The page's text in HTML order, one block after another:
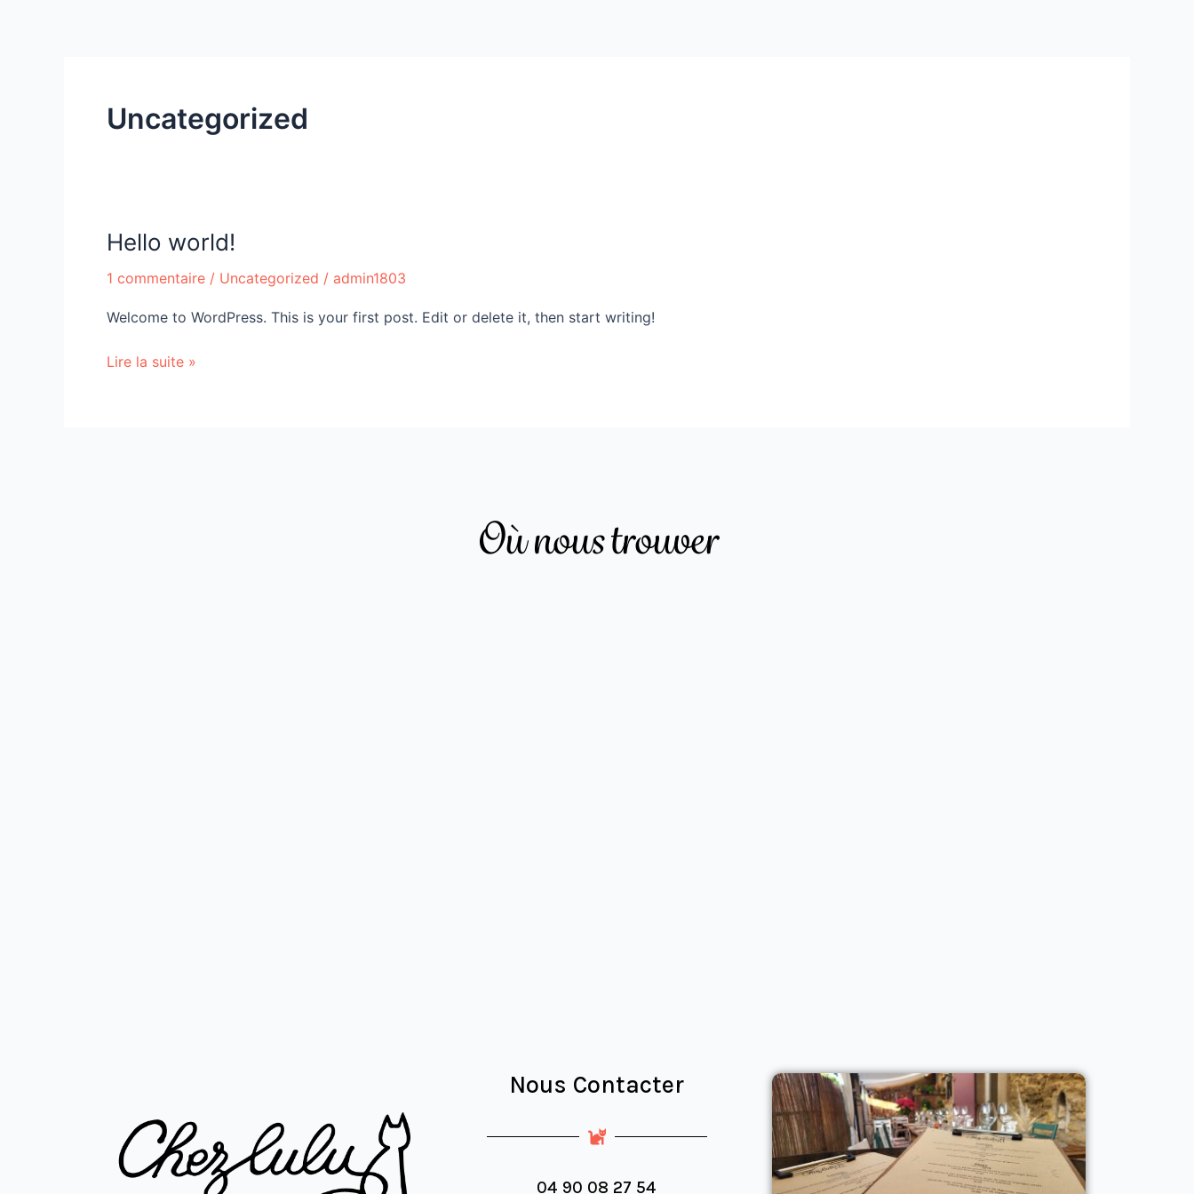
Uncategorized
Hello world!
1 commentaire / Uncategorized / admin1803
Welcome to WordPress. This is your first post. Edit or delete it, then start writing!
Hello
Lire la suite »
Où nous trouver
Nous Contacter
04 90 08 27 54